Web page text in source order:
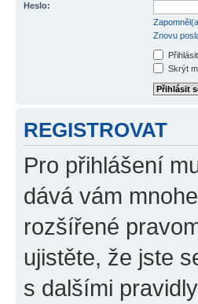
Heslo:
Znovu
Skrýt
REGISTROVAT
Pro přihlášení
dává vám
rozšířené
ujistěte, že jste
s dalšími